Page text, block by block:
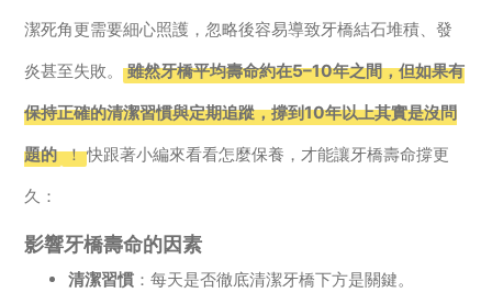
潔死角更需要細心照護，忽略後容易導致牙橋結石堆積、發
炎甚至失敗。 雖然牙橋平均壽命約在5–10年之間，但如果有
保持正確的清潔習慣與定期追蹤，撐到10年以上其實是沒問
題的 ！ 快跟著小編來看看怎麼保養，才能讓牙橋壽命撐更
久：
影響牙橋壽命的因素
清潔習慣 ：每天是否徹底清潔牙橋下方是關鍵。